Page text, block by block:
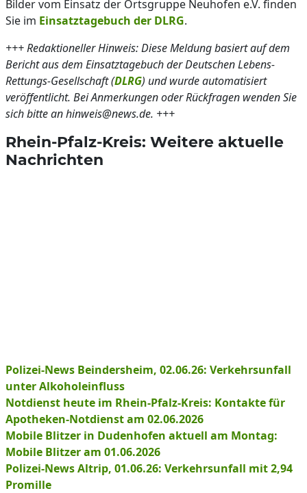
Bilder vom Einsatz der Ortsgruppe Neuhofen e.V. finden
Sie im Einsatztagebuch der DLRG.
+++ Redaktioneller Hinweis: Diese Meldung basiert auf dem
Bericht aus dem Einsatztagebuch der Deutschen Lebens-
Rettungs-Gesellschaft (DLRG) und wurde automatisiert
veröffentlicht. Bei Anmerkungen oder Rückfragen wenden Sie
sich bitte an hinweis@news.de. +++
Rhein-Pfalz-Kreis: Weitere aktuelle
Nachrichten
Polizei-News Beindersheim, 02.06.26: Verkehrsunfall
unter Alkoholeinfluss
Notdienst heute im Rhein-Pfalz-Kreis: Kontakte für
Apotheken-Notdienst am 02.06.2026
Mobile Blitzer in Dudenhofen aktuell am Montag:
Mobile Blitzer am 01.06.2026
Polizei-News Altrip, 01.06.26: Verkehrsunfall mit 2,94
Promille